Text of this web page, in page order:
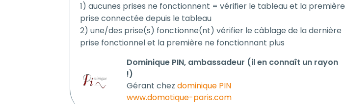
1) aucunes prises ne fonctionnent = vérifier le tableau et la première
prise connectée depuis le tableau
2) une/des prise(s) fonctionne(nt) vérifier le câblage de la dernière
prise fonctionnel et la première ne fonctionnant plus
Dominique PIN, ambassadeur (il en connaît un rayon
!)
Gérant chezdominique PIN
www.domotique-paris.com